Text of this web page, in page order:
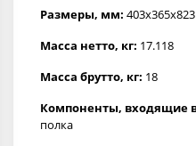
Размеры, мм: 403x365x823
Масса нетто, кг: 17.118
Масса брутто, кг: 18
Компоненты, входящие
полка